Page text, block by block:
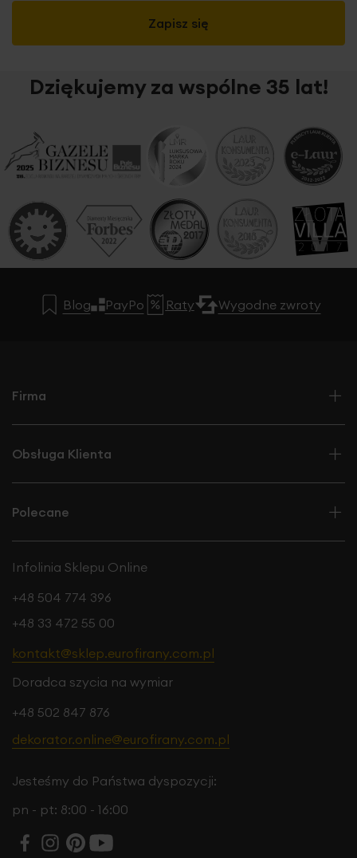
Zapisz się
Dziękujemy za wspólne 35 lat!
Blog PayPo Raty Wygodne zwroty
Firma
Obsługa Klienta
Polecane
Infolinia Sklepu Online
+48 504 774 396
+48 33 472 55 00
kontakt@sklep.eurofirany.com.pl
Doradca szycia na wymiar
+48 502 847 876
dekorator.online@eurofirany.com.pl
Jesteśmy do Państwa dyspozycji:
pn - pt: 8:00 - 16:00